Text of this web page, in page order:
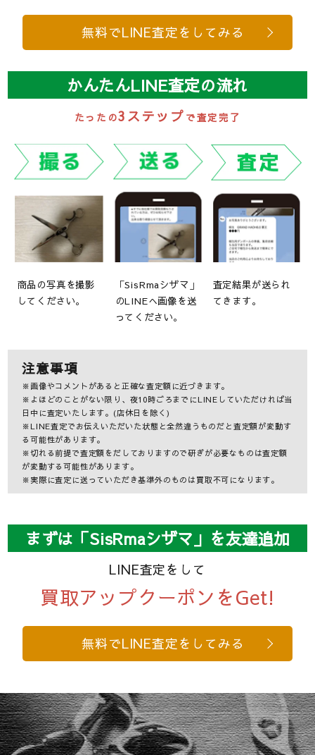
無料でLINE査定をしてみる
かんたんLINE査定の流れ
たったの3ステップ で査定完了
商品の写真を撮影
してください。
「SisRmaシザマ」
のLINEへ画像を送
ってください。
査定結果が送られ
てきます。
注意事項
※画像やコメントがあると正確な査定額に近づきます。
※よほどのことがない限り、夜10時ごろまでにLINEしていただければ当
日中に査定いたします。(店休日を除く)
※LINE査定でお伝えいただいた状態と全然違うものだと査定額が変動す
る可能性があります。
※切れる前提で査定額をだしておりますので研ぎが必要なものは査定額
が変動する可能性があります。
※実際に査定に送っていただき基準外のものは買取不可になります。
まずは「SisRmaシザマ」を友達追加
LINE査定をして
買取アップクーポンをGet!
無料でLINE査定をしてみる